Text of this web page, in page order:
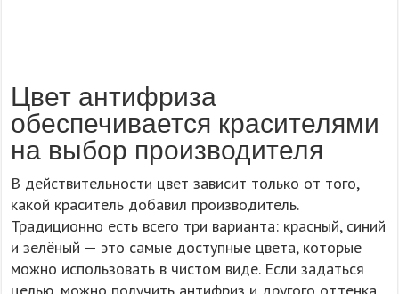
Цвет антифриза
обеспечивается красителями
на выбор производителя
В действительности цвет зависит только от того,
какой краситель добавил производитель.
Традиционно есть всего три варианта: красный, синий
и зелёный — это самые доступные цвета, которые
можно использовать в чистом виде. Если задаться
целью, можно получить антифриз и другого оттенка,